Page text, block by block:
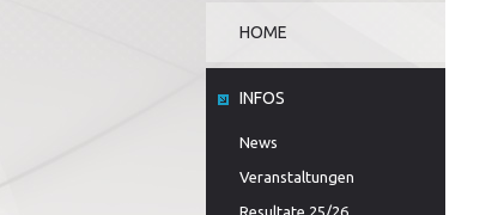
HOME
INFOS
News
Veranstaltungen
Resultate 25/26